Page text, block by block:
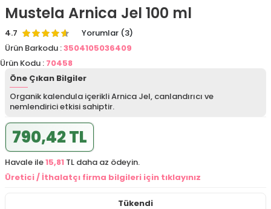
Mustela Arnica Jel 100 ml
4.7
Yorumlar (3)
Ürün Barkodu :3504105036409
Ürün Kodu : 70458
Öne Çıkan Bilgiler
Organik kalendula içerikli Arnica Jel, canlandırıcı ve
nemlendirici etkisi sahiptir.
790,42 TL
Havale ile15,81 TL daha az ödeyin.
Üretici / İthalatçı firma bilgileri için tıklayınız
Tükendi